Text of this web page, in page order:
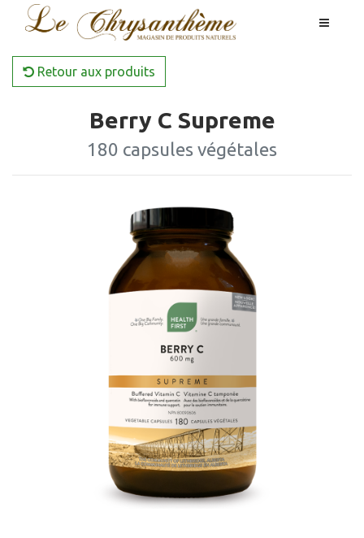
Retour aux produits
Berry C Supreme
180 capsules végétales